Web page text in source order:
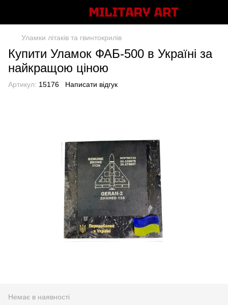
Уламки літаків та гвинтокрилів
Купити Уламок ФАБ-500 в Україні за
найкращою ціною
Артикул: 15176 Написати відгук
Немає в наявності